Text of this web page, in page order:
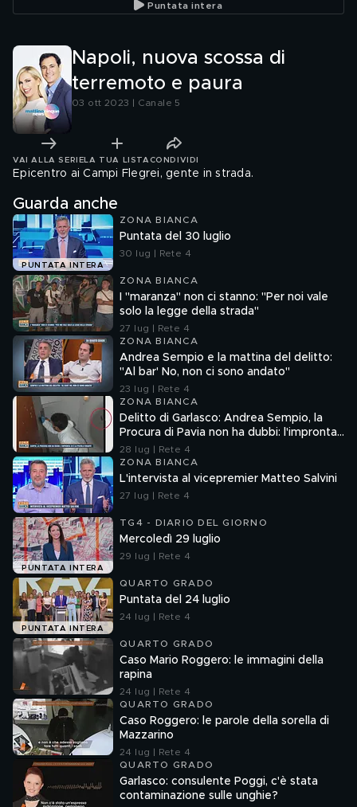
Puntata intera
Napoli, nuova scossa di
terremoto e paura
03 ott 2023 | Canale 5
VAI ALLA SERIE LA TUA LISTA CONDIVIDI
Epicentro ai Campi Flegrei, gente in strada.
Guarda anche
PUNTATA INTERA
ZONA BIANCA
Puntata del 30 luglio
30 lug | Rete 4
ZONA BIANCA
I "maranza" non ci stanno: "Per noi vale
solo la legge della strada"
27 lug | Rete 4
ZONA BIANCA
Andrea Sempio e la mattina del delitto:
"Al bar' No, non ci sono andato"
23 lug | Rete 4
ZONA BIANCA
Delitto di Garlasco: Andrea Sempio, la
Procura di Pavia non ha dubbi: l'impronta
33 è la pistola fumante
28 lug | Rete 4
ZONA BIANCA
L'intervista al vicepremier Matteo Salvini
27 lug | Rete 4
PUNTATA INTERA
TG4 - DIARIO DEL GIORNO
Mercoledì 29 luglio
29 lug | Rete 4
PUNTATA INTERA
QUARTO GRADO
Puntata del 24 luglio
24 lug | Rete 4
QUARTO GRADO
Caso Mario Roggero: le immagini della
rapina
24 lug | Rete 4
QUARTO GRADO
Caso Roggero: le parole della sorella di
Mazzarino
24 lug | Rete 4
QUARTO GRADO
Garlasco: consulente Poggi, c'è stata
contaminazione sulle unghie?